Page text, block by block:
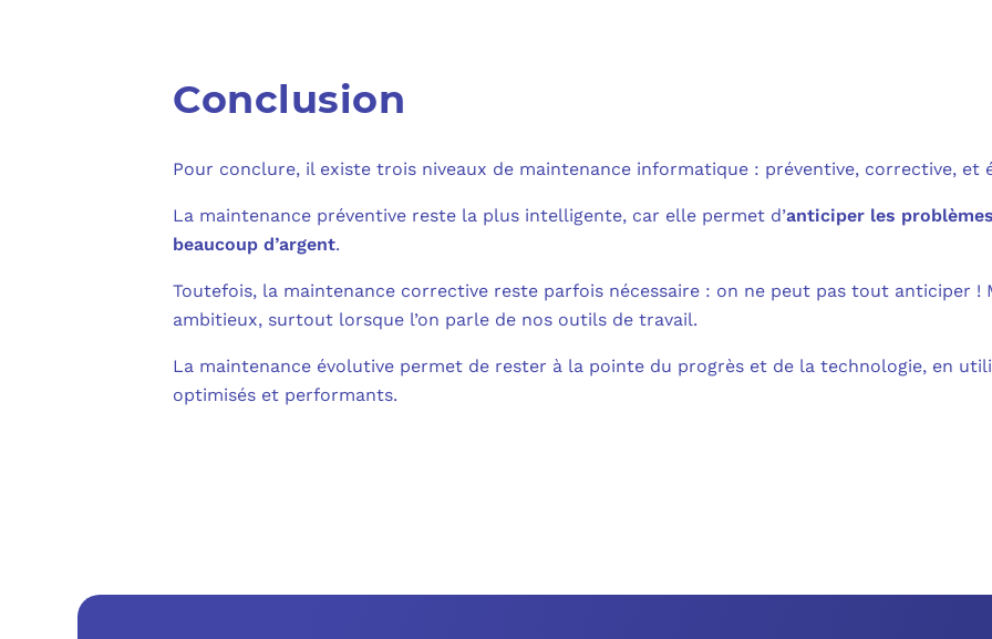
Conclusion
Pour conclure, il existe trois niveaux de maintenance informatique : préventive, corrective, et
La maintenance préventive reste la plus intelligente, car elle permet d’anticiper les problèmes
beaucoup d’argent.
Toutefois, la maintenance corrective reste parfois nécessaire : on ne peut pas tout anticiper !
ambitieux, surtout lorsque l’on parle de nos outils de travail.
La maintenance évolutive permet de rester à la pointe du progrès et de la technologie, en
optimisés et performants.